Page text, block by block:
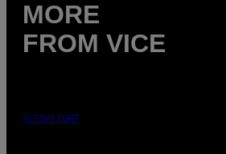
MORE
FROM VICE
FLESHLIGHT